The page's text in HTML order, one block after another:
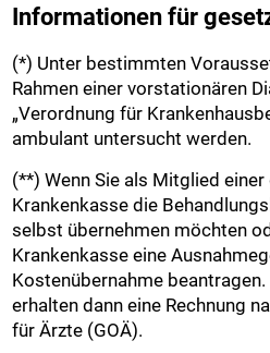
Informationen für
(*) Unter bestimmten
Rahmen einer vorstationären
„Verordnung für
ambulant untersucht werden.
(**) Wenn Sie als Mitglied
Krankenkasse die
selbst übernehmen möchten
Krankenkasse eine
Kostenübernahme
erhalten dann eine Rechnung
für Ärzte (GOÄ).